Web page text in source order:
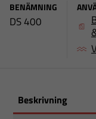
BENÄMNING
DS 400
Beskrivning